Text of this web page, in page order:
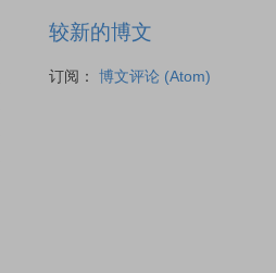
较新的博文
订阅： 博文评论 (Atom)